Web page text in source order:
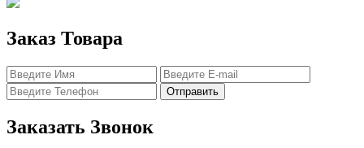
Заказ Товара
Отправить
Заказать Звонок